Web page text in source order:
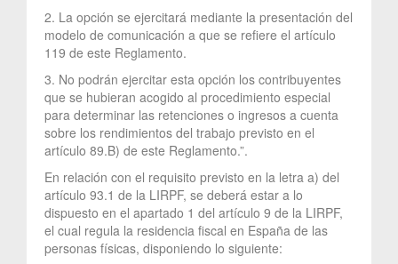
2. La opción se ejercitará mediante la presentación del
modelo de comunicación a que se refiere el artículo
119 de este Reglamento.
3. No podrán ejercitar esta opción los contribuyentes
que se hubieran acogido al procedimiento especial
para determinar las retenciones o ingresos a cuenta
sobre los rendimientos del trabajo previsto en el
artículo 89.B) de este Reglamento.”.
En relación con el requisito previsto en la letra a) del
artículo 93.1 de la LIRPF, se deberá estar a lo
dispuesto en el apartado 1 del artículo 9 de la LIRPF,
el cual regula la residencia fiscal en España de las
personas físicas, disponiendo lo siguiente: